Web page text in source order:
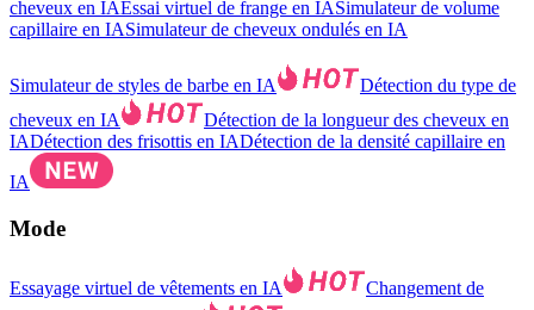
cheveux en IAEssai virtuel de frange en IASimulateur de volume
capillaire en IASimulateur de cheveux ondulés en IA
Simulateur de styles de barbe en IA
Détection du type de
cheveux en IA
Détection de la longueur des cheveux en
IADétection des frisottis en IADétection de la densité capillaire en
IA
Mode
Essayage virtuel de vêtements en IA
Changement de